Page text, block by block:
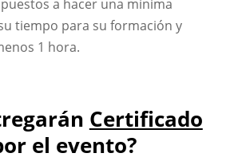
a hacer una mínima
tiempo para su formación y
1 hora.
Certificado
el evento?